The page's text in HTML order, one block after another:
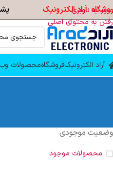
عبور به ناوبری
رفتن به محتوای اصلی
آراد الکترونیک
آراد الکترونیکفروشگاهمحصولات
وضعیت موجودی
محصولات موجود